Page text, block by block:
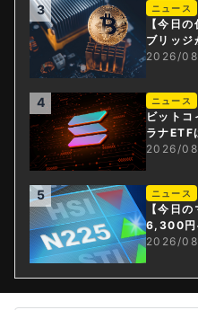
3 ニュース
【今日
ブリッジ
資産・ス
2026/
4 ニュース
ビット
ラナETF
止
2026/
5 ニュース
【今日
6,300円
収懸念が
2026/